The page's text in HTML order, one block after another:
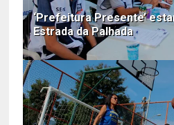
‘Prefeitura Presente’
Estrada da Palhada